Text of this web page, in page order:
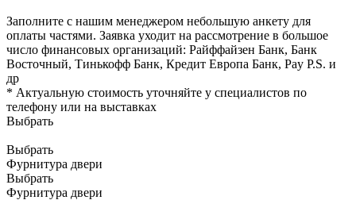
Заполните с нашим менеджером небольшую анкету для
оплаты частями. Заявка уходит на рассмотрение в большое
число финансовых организаций: Райффайзен Банк, Банк
Восточный, Тинькофф Банк, Кредит Европа Банк, Pay P.S. и
др
* Актуальную стоимость уточняйте у специалистов по
телефону или на выставках
Выбрать
Выбрать
Фурнитура двери
Выбрать
Фурнитура двери